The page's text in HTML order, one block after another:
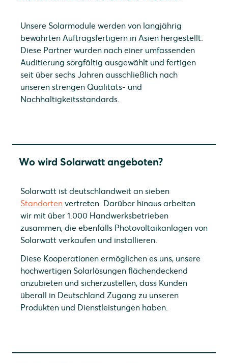
Unsere Solarmodule werden von langjährig
bewährten Auftragsfertigern in Asien hergestellt.
Diese Partner wurden nach einer umfassenden
Auditierung sorgfältig ausgewählt und fertigen
seit über sechs Jahren ausschließlich nach
unseren strengen Qualitäts- und
Nachhaltigkeitsstandards.
Wo wird Solarwatt angeboten?
Solarwatt ist deutschlandweit an sieben
Standorten vertreten. Darüber hinaus arbeiten
wir mit über 1.000 Handwerksbetrieben
zusammen, die ebenfalls Photovoltaikanlagen von
Solarwatt verkaufen und installieren.
Diese Kooperationen ermöglichen es uns, unsere
hochwertigen Solarlösungen flächendeckend
anzubieten und sicherzustellen, dass Kunden
überall in Deutschland Zugang zu unseren
Produkten und Dienstleistungen haben.